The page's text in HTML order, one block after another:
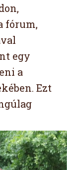
fórum,
egy
a
Ezt